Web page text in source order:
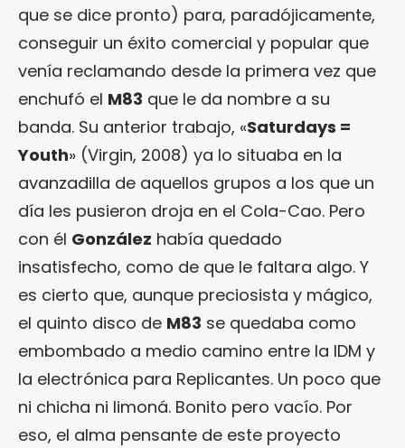
que se dice pronto) para, paradójicamente,
conseguir un éxito comercial y popular que
venía reclamando desde la primera vez que
enchufó el M83 que le da nombre a su
banda. Su anterior trabajo, «Saturdays =
Youth» (Virgin, 2008) ya lo situaba en la
avanzadilla de aquellos grupos a los que un
día les pusieron droja en el Cola-Cao. Pero
con él González había quedado
insatisfecho, como de que le faltara algo. Y
es cierto que, aunque preciosista y mágico,
el quinto disco de M83 se quedaba como
embombado a medio camino entre la IDM y
la electrónica para Replicantes. Un poco que
ni chicha ni limoná. Bonito pero vacío. Por
eso, el alma pensante de este proyecto